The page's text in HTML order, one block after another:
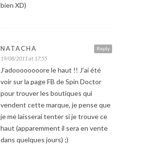
bien XD)
Reply
NATACHA
19/08/2011 at 17:55
J’adoooooooore le haut !! J’ai été
voir sur la page FB de Spin Doctor
pour trouver les boutiques qui
vendent cette marque, je pense que
je me laisserai tenter si je trouve ce
haut (apparemment il sera en vente
dans quelques jours) ;)